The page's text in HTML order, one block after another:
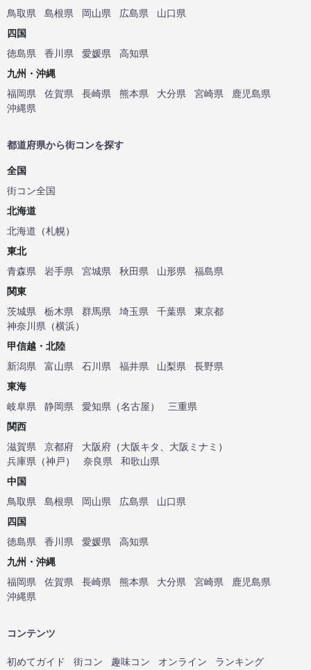
鳥取県
島根県 岡山県 広島県
山口県
四国
徳島県
香川県 愛媛県
高知県
九州・沖縄
福岡県
佐賀県 長崎県 熊本県 大分県 宮崎県
鹿児島県
沖縄県
都道府県から街コンを探す
全国
街コン全国
北海道
北海道 （札幌）
東北
青森県
岩手県 宮城県 秋田県 山形県
福島県
関東
茨城県
栃木県 群馬県 埼玉県 千葉県
東京都
神奈川県 （横浜）
甲信越・北陸
新潟県
富山県 石川県 福井県 山梨県
長野県
東海
岐阜県
静岡県 愛知県 （名古屋）
三重県
関西
滋賀県
京都府 大阪府 （大阪キタ 大阪ミナミ ）
兵庫県 （神戸） 奈良県
和歌山県
中国
鳥取県
島根県 岡山県 広島県
山口県
四国
徳島県
香川県 愛媛県
高知県
九州・沖縄
福岡県
佐賀県 長崎県 熊本県 大分県 宮崎県
鹿児島県
沖縄県
コンテンツ
初めてガイド 街コン 趣味コン オンライン ランキング